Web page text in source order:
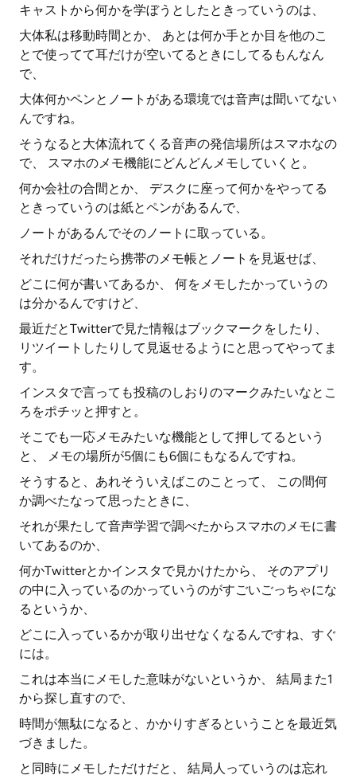
キャストから何かを学ぼうとしたときっていうのは、
大体私は移動時間とか、 あとは何か手とか目を他のこ
とで使ってて耳だけが空いてるときにしてるもんなん
で、
大体何かペンとノートがある環境では音声は聞いてない
んですね。
そうなると大体流れてくる音声の発信場所はスマホなの
で、 スマホのメモ機能にどんどんメモしていくと。
何か会社の合間とか、 デスクに座って何かをやってる
ときっていうのは紙とペンがあるんで、
ノートがあるんでそのノートに取っている。
それだけだったら携帯のメモ帳とノートを見返せば、
どこに何が書いてあるか、 何をメモしたかっていうの
は分かるんですけど、
最近だとTwitterで見た情報はブックマークをしたり、
リツイートしたりして見返せるようにと思ってやってま
す。
インスタで言っても投稿のしおりのマークみたいなとこ
ろをポチッと押すと。
そこでも一応メモみたいな機能として押してるという
と、 メモの場所が5個にも6個にもなるんですね。
そうすると、あれそういえばこのことって、 この間何
か調べたなって思ったときに、
それが果たして音声学習で調べたからスマホのメモに書
いてあるのか、
何かTwitterとかインスタで見かけたから、 そのアプリ
の中に入っているのかっていうのがすごいごっちゃにな
るというか、
どこに入っているかが取り出せなくなるんですね、すぐ
には。
これは本当にメモした意味がないというか、 結局また1
から探し直すので、
時間が無駄になると、かかりすぎるということを最近気
づきました。
と同時にメモしただけだと、 結局人っていうのは忘れ